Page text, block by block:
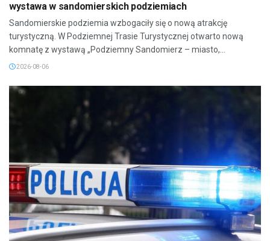
wystawa w sandomierskich podziemiach
Sandomierskie podziemia wzbogaciły się o nową atrakcję
turystyczną. W Podziemnej Trasie Turystycznej otwarto nową
komnatę z wystawą „Podziemny Sandomierz – miasto,...
2026-08-06